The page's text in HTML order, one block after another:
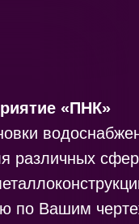
«ПНК»
различных сфер
по Вашим